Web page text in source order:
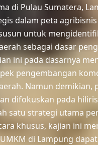
di Pulau Sumatera,
dalam peta
untuk
sebagai dasar
ini pada dasarnya
pengembangan
Namun demikian,
difokuskan pada
satu strategi utama
khusus, kajian ini
di Lampung dapat